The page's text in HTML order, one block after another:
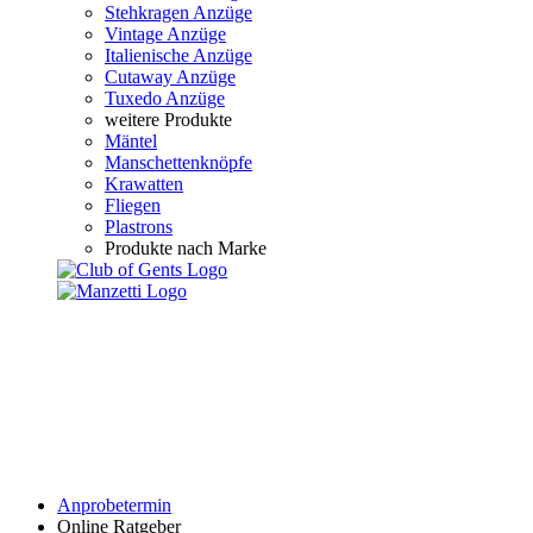
Stehkragen Anzüge
Vintage Anzüge
Italienische Anzüge
Cutaway Anzüge
Tuxedo Anzüge
weitere Produkte
Mäntel
Manschettenknöpfe
Krawatten
Fliegen
Plastrons
Produkte nach Marke
Anprobetermin
Online Ratgeber